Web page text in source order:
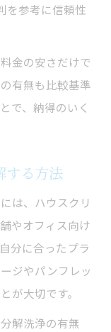
を参考に信頼性
金の安さだけで
有無も比較基準
で、納得のいく
する方法
は、ハウスクリ
やオフィス向け
分に合ったプラ
ジやパンフレッ
が大切です。
解洗浄の有無